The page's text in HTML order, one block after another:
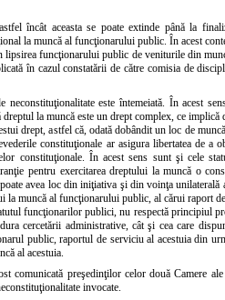
încât aceasta se poate extinde până la
la muncă al funcţionarului public. În acest
lipsirea funcţionarului public de veniturile din
în cazul constatării de către comisia de
este întemeiată. În acest
la muncă este un drept complex, ce implică
drept, astfel că, odată dobândit un loc de
constituţionale ar asigura libertatea de a
constituţionale. În acest sens sunt şi cele
pentru exercitarea dreptului la muncă o
avea loc din iniţiativa şi din voinţa unilaterală
la muncă al funcţionarului public, al cărui raport
funcţionarilor publici, nu respectă principiul
cercetării administrative, cât şi cea care
public, raportul de serviciu al acestuia din
al acestuia.
comunicată preşedinţilor celor două Camere ale
invocate.